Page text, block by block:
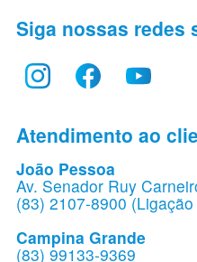
Siga nossas redes
Atendimento ao
João Pessoa
Av. Senador Ruy
(83) 2107-8900
Campina Grande
(83) 99133-9369